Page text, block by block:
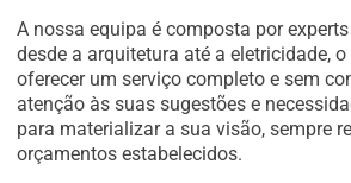
A nossa equipa é composta por
desde a arquitetura até a eletricidade,
oferecer um serviço completo e sem
atenção às suas sugestões e
para materializar a sua visão, sempre
orçamentos estabelecidos.